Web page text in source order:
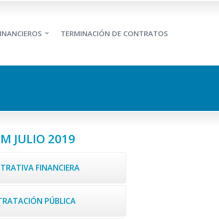
TERMINACIÓN DE CONTRATOS
JULIO 2019
FINANCIERA
PÚBLICA